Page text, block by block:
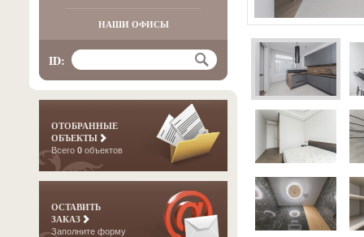
НАШИ ОФИСЫ
ID:
ОТОБРАННЫЕ
ОБЪЕКТЫ
Всего 0 объектов
ОСТАВИТЬ
ЗАКАЗ
Заполните форму